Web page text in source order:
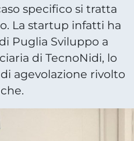
specifico si tratta
La startup infatti ha
Puglia Sviluppo a
di TecnoNidi, lo
agevolazione rivolto